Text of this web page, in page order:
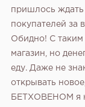
пришлось ждать
покупателей за
Обидно! С
магазин, но
еду. Даже не
открывать
БЕТХОВЕНОМ я